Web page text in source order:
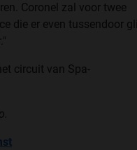
Coronel zal voor twee
die er even tussendoor
circuit van Spa-